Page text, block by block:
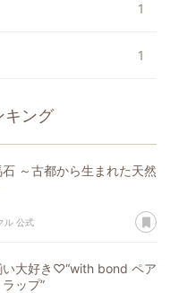
1
1
キング
～古都から生まれた天然
ル 公式 あ
い大好き♡“with bond ペア
ラップ”